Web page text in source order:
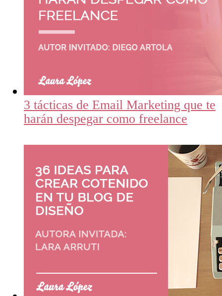
3 tácticas de Email Marketing que te
harán despegar como freelance